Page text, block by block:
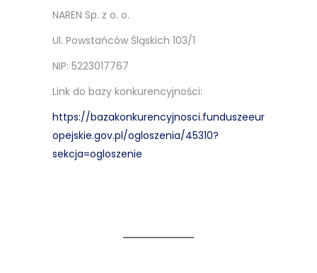
NAREN Sp. z o. o.
Ul. Powstańców Śląskich 103/1
NIP: 5223017767
Link do bazy konkurencyjności:
https://bazakonkurencyjnosci.funduszeeur
opejskie.gov.pl/ogloszenia/45310?
sekcja=ogloszenie